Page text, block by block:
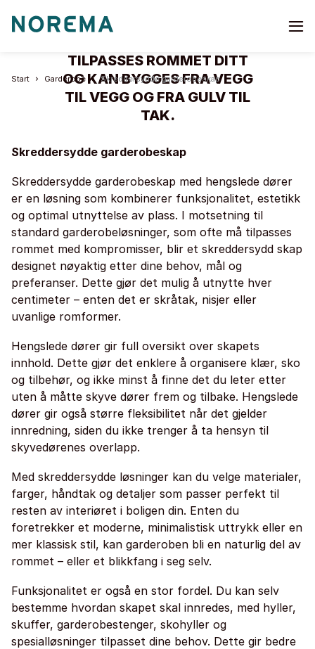
Go
page
GARDEROBESKAP
TILPASSES ROMMET DITT
OG KAN BYGGES FRA VEGG
TIL VEGG OG FRA GULV TIL
TAK.
Start Garderobe Skreddersydde garderobeskap
Skreddersydde garderobeskap
Skreddersydde garderobeskap med hengslede dører
er en løsning som kombinerer funksjonalitet, estetikk
og optimal utnyttelse av plass. I motsetning til
standard garderobeløsninger, som ofte må tilpasses
rommet med kompromisser, blir et skreddersydd skap
designet nøyaktig etter dine behov, mål og
preferanser. Dette gjør det mulig å utnytte hver
centimeter – enten det er skråtak, nisjer eller
uvanlige romformer.
Hengslede dører gir full oversikt over skapets
innhold. Dette gjør det enklere å organisere klær, sko
og tilbehør, og ikke minst å finne det du leter etter
uten å måtte skyve dører frem og tilbake. Hengslede
dører gir også større fleksibilitet når det gjelder
innredning, siden du ikke trenger å ta hensyn til
skyvedørenes overlapp.
Med skreddersydde løsninger kan du velge materialer,
farger, håndtak og detaljer som passer perfekt til
resten av interiøret i boligen din. Enten du
foretrekker et moderne, minimalistisk uttrykk eller en
mer klassisk stil, kan garderoben bli en naturlig del av
rommet – eller et blikkfang i seg selv.
Funksjonalitet er også en stor fordel. Du kan selv
bestemme hvordan skapet skal innredes, med hyller,
skuffer, garderobestenger, skohyller og
spesialløsninger tilpasset dine behov. Dette gir bedre